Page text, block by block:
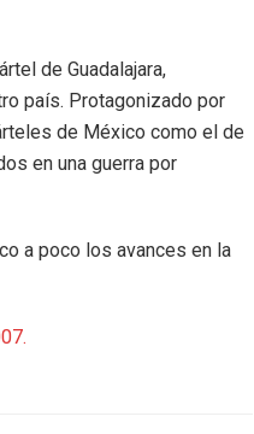
de Guadalajara,
país. Protagonizado por
de México como el de
en una guerra por
a poco los avances en la